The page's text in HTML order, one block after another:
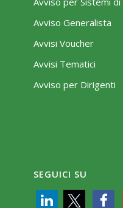
Avviso Generalista
Avvisi Voucher
Avvisi Tematici
Avviso per Dirigenti
SEGUICI SU